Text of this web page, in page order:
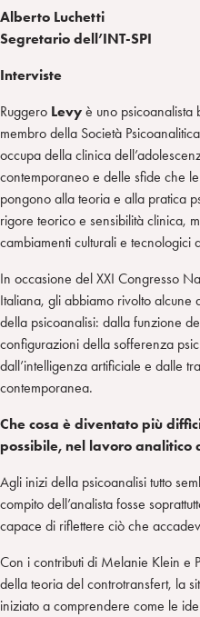
Alberto Luchetti
Segretario dell’INT-SPI
Interviste
Ruggero Levy è uno psicoanalista
membro della Società
occupa della clinica
contemporaneo e delle sfide che
pongono alla teoria e alla pratica
rigore teorico e sensibilità clinica,
cambiamenti culturali e tecnologici
In occasione del XXI Congresso
Italiana, gli abbiamo rivolto alcune
della psicoanalisi: dalla funzione
configurazioni della sofferenza
dall’intelligenza artificiale e dalle
contemporanea.
Che cosa è diventato più
possibile, nel lavoro analitico
Agli inizi della psicoanalisi tutto
compito dell’analista fosse
capace di riflettere ciò che
Con i contributi di Melanie Klein e
della teoria del controtransfert, la
iniziato a comprendere come le